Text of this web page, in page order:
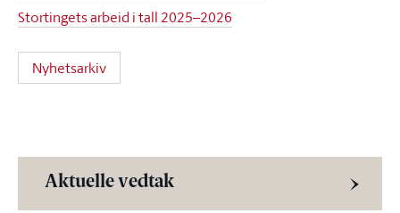
Stortingets arbeid i tall 2025–2026
Nyhetsarkiv
Aktuelle vedtak